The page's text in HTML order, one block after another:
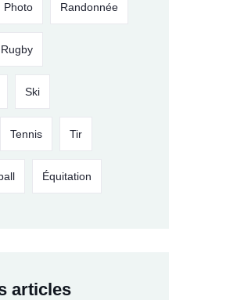
Photo Randonnée
Rugby
Ski
Tennis Tir
Équitation
articles